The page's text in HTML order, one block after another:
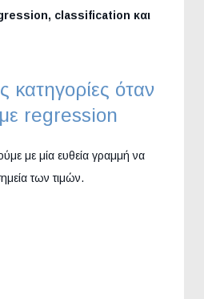
, classification και
κατηγορίες όταν
regression
με μία ευθεία γραμμή να
των τιμών.